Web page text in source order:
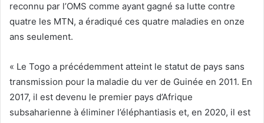
reconnu par l’OMS comme ayant gagné sa lutte contre
quatre les MTN, a éradiqué ces quatre maladies en onze
ans seulement.
« Le Togo a précédemment atteint le statut de pays sans
transmission pour la maladie du ver de Guinée en 2011. En
2017, il est devenu le premier pays d’Afrique
subsaharienne à éliminer l’éléphantiasis et, en 2020, il est